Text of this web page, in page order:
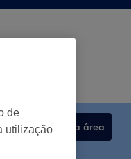
Procurar nesta área
de
utilização